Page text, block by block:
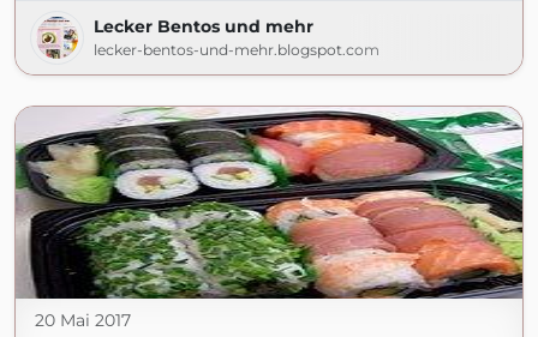
Lecker Bentos und mehr
lecker-bentos-und-mehr.blogspot.com
20 Mai 2017